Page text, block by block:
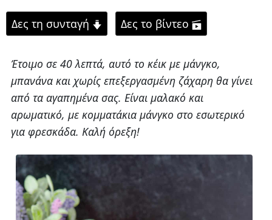
Δες τη συνταγή Δες το βίντεο
Έτοιμο σε 40 λεπτά, αυτό το κέικ με μάνγκο,
μπανάνα και χωρίς επεξεργασμένη ζάχαρη θα γίνει
από τα αγαπημένα σας. Είναι μαλακό και
αρωματικό, με κομματάκια μάνγκο στο εσωτερικό
για φρεσκάδα. Καλή όρεξη!